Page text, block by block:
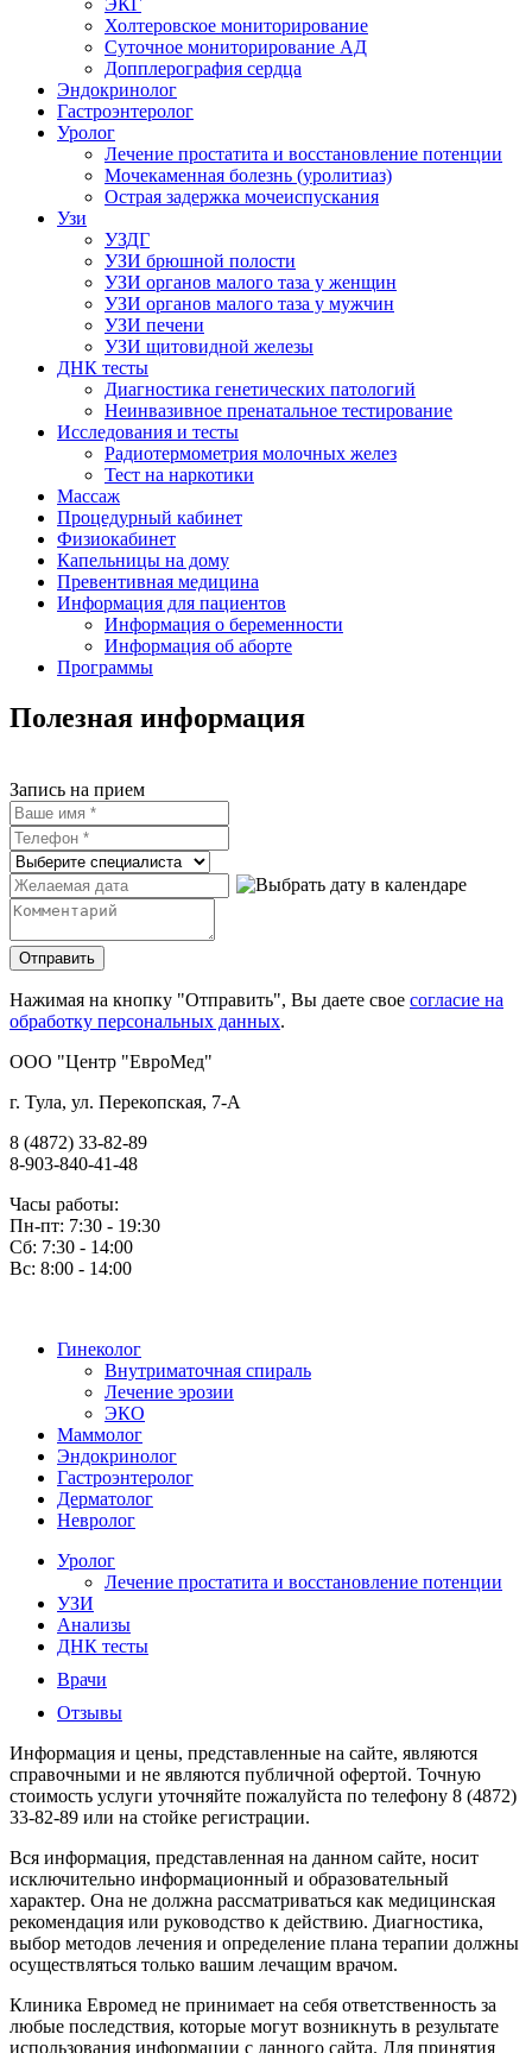
ЭКГ
Холтеровское мониторирование
Суточное мониторирование АД
Допплерография сердца
Эндокринолог
Гастроэнтеролог
Уролог
Лечение простатита и восстановление потенции
Мочекаменная болезнь (уролитиаз)
Острая задержка мочеиспускания
Узи
УЗДГ
УЗИ брюшной полости
УЗИ органов малого таза у женщин
УЗИ органов малого таза у мужчин
УЗИ печени
УЗИ щитовидной железы
ДНК тесты
Диагностика генетических патологий
Неинвазивное пренатальное тестирование
Исследования и тесты
Радиотермометрия молочных желез
Тест на наркотики
Массаж
Процедурный кабинет
Физиокабинет
Капельницы на дому
Превентивная медицина
Информация для пациентов
Информация о беременности
Информация об аборте
Программы
Полезная информация
Запись на прием
Нажимая на кнопку "Отправить", Вы даете свое согласие на
обработку персональных данных.
OOO "Центр "ЕвроМед"
г. Тула, ул. Перекопская, 7-А
8 (4872) 33-82-89
8-903-840-41-48
Часы работы:
Пн-пт: 7:30 - 19:30
Сб: 7:30 - 14:00
Вс: 8:00 - 14:00
Гинеколог
Внутриматочная спираль
Лечение эрозии
ЭКО
Маммолог
Эндокринолог
Гастроэнтеролог
Дерматолог
Невролог
Уролог
Лечение простатита и восстановление потенции
УЗИ
Анализы
ДНК тесты
Врачи
Отзывы
Информация и цены, представленные на сайте, являются
справочными и не являются публичной офертой. Точную
стоимость услуги уточняйте пожалуйста по телефону 8 (4872)
33-82-89 или на стойке регистрации.
Вся информация, представленная на данном сайте, носит
исключительно информационный и образовательный
характер. Она не должна рассматриваться как медицинская
рекомендация или руководство к действию. Диагностика,
выбор методов лечения и определение плана терапии должны
осуществляться только вашим лечащим врачом.
Клиника Евромед не принимает на себя ответственность за
любые последствия, которые могут возникнуть в результате
использования информации с данного сайта. Для принятия